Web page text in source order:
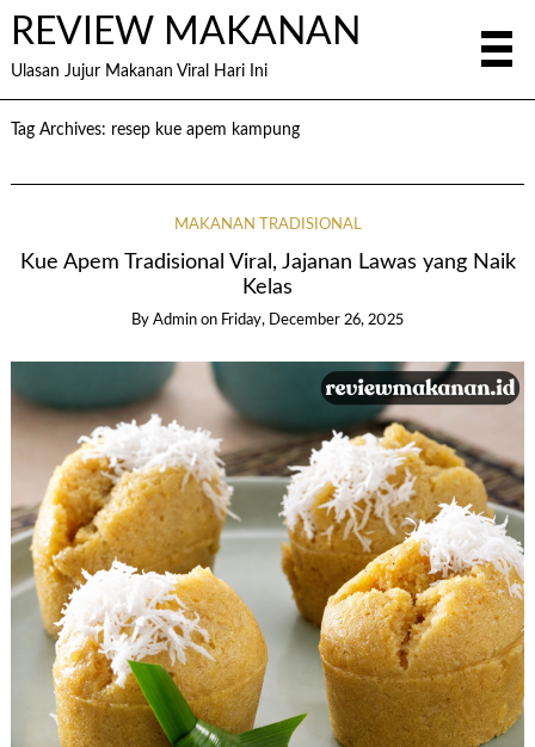
REVIEW MAKANAN
Ulasan Jujur Makanan Viral Hari Ini
Tag Archives: resep kue apem kampung
MAKANAN TRADISIONAL
Kue Apem Tradisional Viral, Jajanan Lawas yang Naik
Kelas
By Admin on Friday, December 26, 2025